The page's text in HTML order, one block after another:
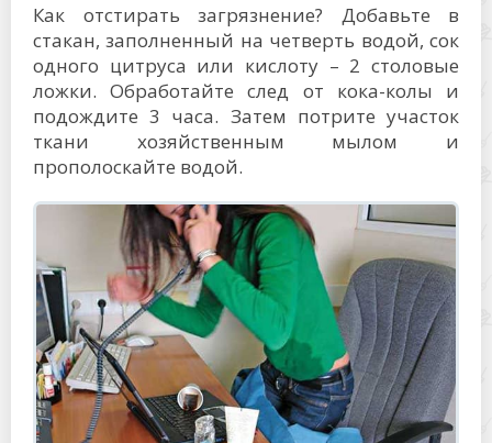
Как отстирать загрязнение? Добавьте в
стакан, заполненный на четверть водой, сок
одного цитруса или кислоту – 2 столовые
ложки. Обработайте след от кока-колы и
подождите 3 часа. Затем потрите участок
ткани хозяйственным мылом и
прополоскайте водой.